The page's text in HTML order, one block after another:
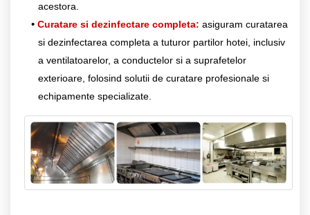
acestora.
Curatare si dezinfectare completa: asiguram curatarea
si dezinfectarea completa a tuturor partilor hotei, inclusiv
a ventilatoarelor, a conductelor si a suprafetelor
exterioare, folosind solutii de curatare profesionale si
echipamente specializate.